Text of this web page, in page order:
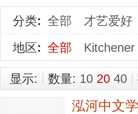
分类: 全部 才艺爱好
地区: 全部 Kitchener
显示: 数量: 10 20 40
泓河中文